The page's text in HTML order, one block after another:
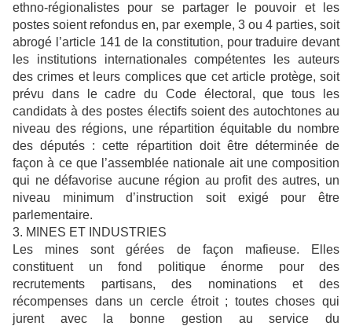
ethno-régionalistes pour se partager le pouvoir et les
postes soient refondus en, par exemple, 3 ou 4 parties, soit
abrogé l’article 141 de la constitution, pour traduire devant
les institutions internationales compétentes les auteurs
des crimes et leurs complices que cet article protège, soit
prévu dans le cadre du Code électoral, que tous les
candidats à des postes électifs soient des autochtones au
niveau des régions, une répartition équitable du nombre
des députés : cette répartition doit être déterminée de
façon à ce que l’assemblée nationale ait une composition
qui ne défavorise aucune région au profit des autres, un
niveau minimum d’instruction soit exigé pour être
parlementaire.
3. MINES ET INDUSTRIES
Les mines sont gérées de façon mafieuse. Elles
constituent un fond politique énorme pour des
recrutements partisans, des nominations et des
récompenses dans un cercle étroit ; toutes choses qui
jurent avec la bonne gestion au service du